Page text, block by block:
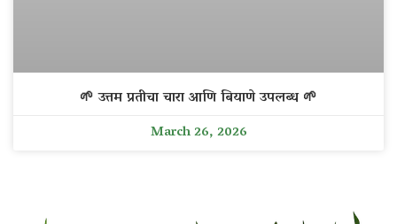
🌱 उत्तम प्रतीचा चारा आणि बियाणे उपलब्ध 🌱
March 26, 2026